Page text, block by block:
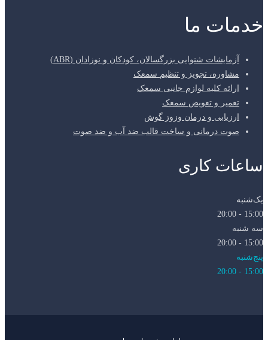
خدمات ما
آزمایشات شنوایی بزرگسالان، کودکان و نوزادان (ABR)
مشاوره، تجویز و تنظیم سمعک
ارائه کلیه لوازم جانبی سمعک
تعمیر و تعویض سمعک
ارزیابی و درمان وزوز گوش
صوت درمانی و ساخت قالب ضد آب و ضد صوت
ساعات کاری
یک‌شنبه
15:00 - 20:00
سه شنبه
15:00 - 20:00
پنج‌شنبه
15:00 - 20:00